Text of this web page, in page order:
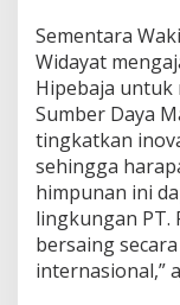
Sementara
Widayat
Hipebaja untuk
Sumber Daya
tingkatkan
sehingga
himpunan ini
lingkungan PT.
bersaing
internasional,”